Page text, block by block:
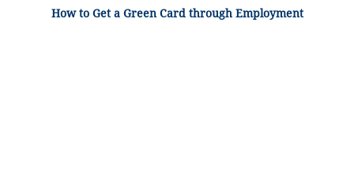
How to Get a Green Card through Employment